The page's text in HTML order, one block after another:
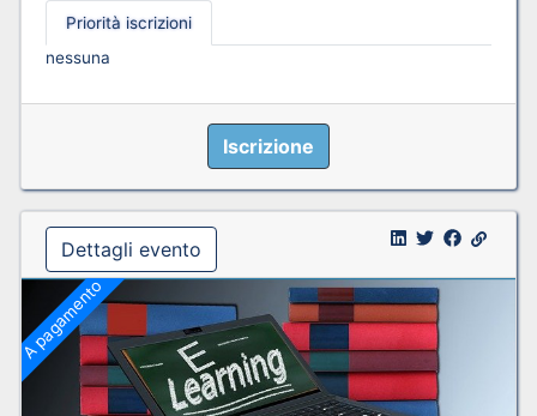
Priorità iscrizioni
nessuna
Iscrizione
Dettagli evento
A pagamento